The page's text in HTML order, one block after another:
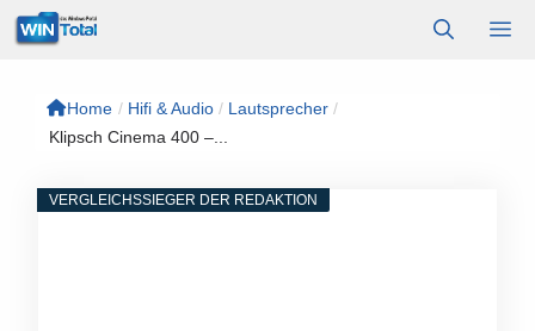
Zum
Inhalt
Home / Hifi & Audio / Lautsprecher /
Klipsch Cinema 400 –...
VERGLEICHSSIEGER DER REDAKTION